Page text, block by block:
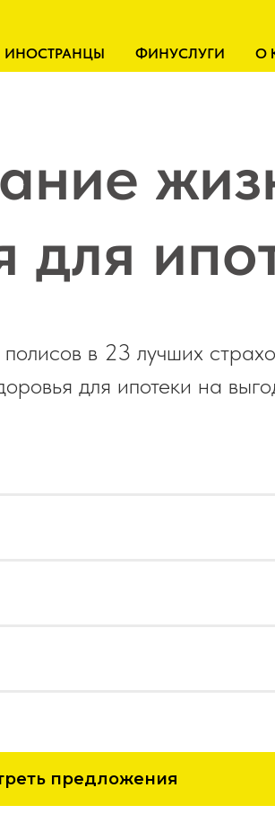
ИНОСТРАНЦЫ ФИНУСЛУГИ О
для
в 23 лучших
для ипотеки на